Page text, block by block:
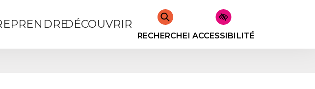
DÉCOUVRIR
RECHERCHERACCESSIBILITÉ